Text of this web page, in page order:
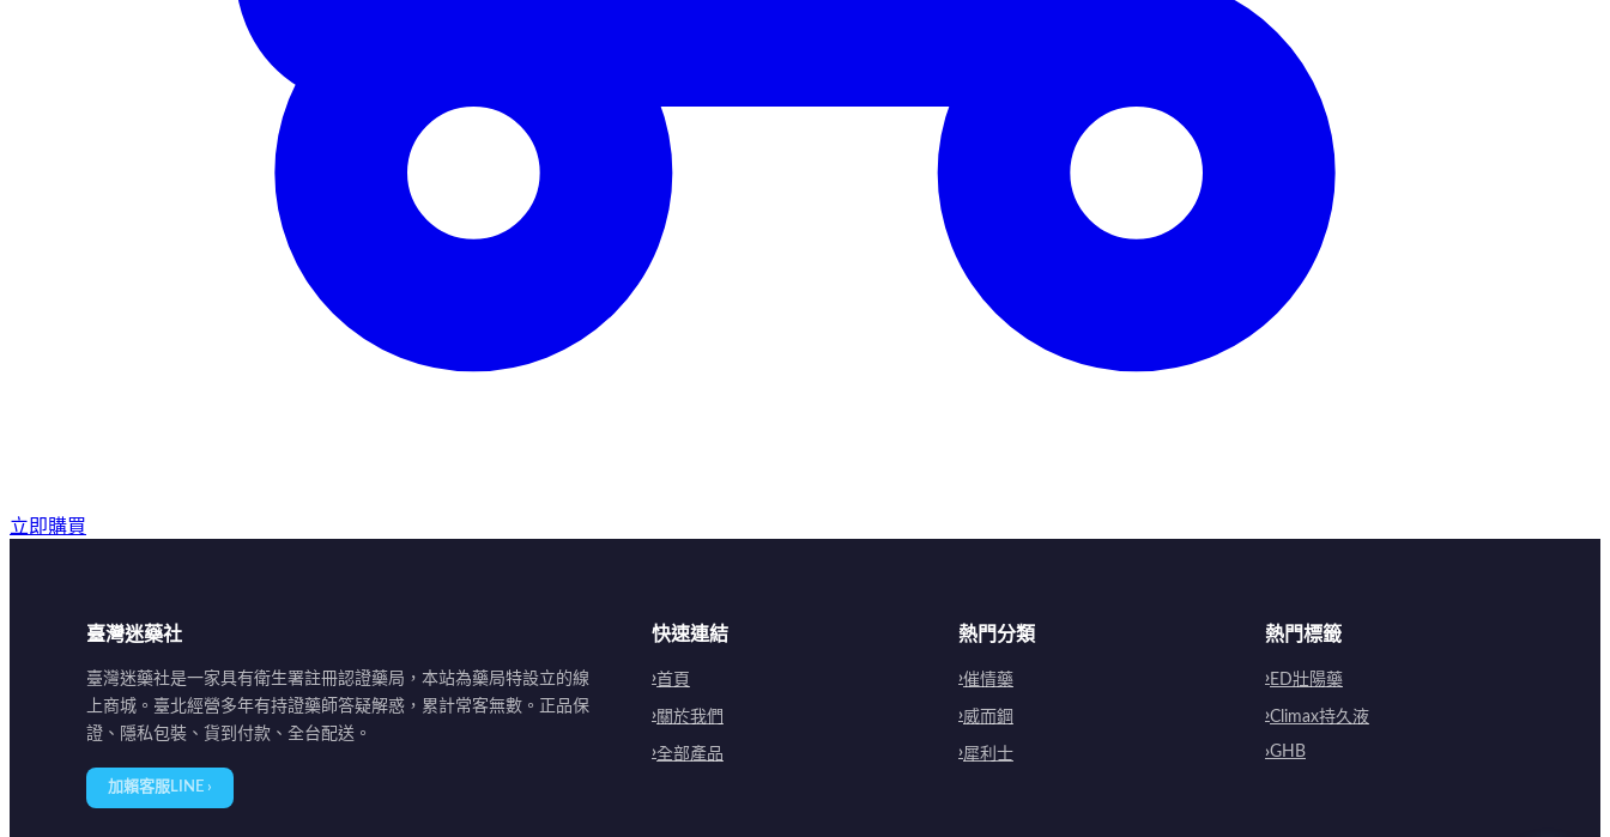
立即購買
臺灣迷藥社
臺灣迷藥社是一家具有衛生署註冊認證藥局，本站為藥局特設立的線
上商城。臺北經營多年有持證藥師答疑解惑，累計常客無數。正品保
證、隱私包裝、貨到付款、全台配送。
加賴客服LINE ›
快速連結
首頁
關於我們
全部產品
熱門分類
催情藥
威而鋼
犀利士
熱門標籤
ED壯陽藥
Climax持久液
GHB